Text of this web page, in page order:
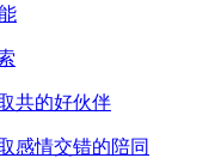
共的好伙伴
感情交错的陪同